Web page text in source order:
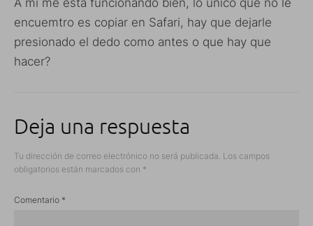
encuemtro es copiar en Safari, hay que dejarle
presionado el dedo como antes o que hay que
hacer?
Deja una respuesta
Tu dirección de correo electrónico no será publicada. Los campos
obligatorios están marcados con *
Comentario *